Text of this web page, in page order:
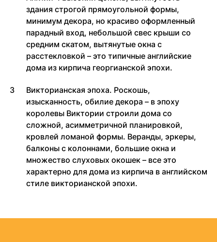
здания строгой прямоугольной формы,
минимум декора, но красиво оформленный
парадный вход, небольшой свес крыши со
средним скатом, вытянутые окна с
расстекловкой – это типичные английские
дома из кирпича георгианской эпохи.
Викторианская эпоха. Роскошь,
изысканность, обилие декора – в эпоху
королевы Виктории строили дома со
сложной, асимметричной планировкой,
кровлей ломаной формы. Веранды, эркеры,
балконы с колоннами, большие окна и
множество слуховых окошек – все это
характерно для дома из кирпича в английском
стиле викторианской эпохи.